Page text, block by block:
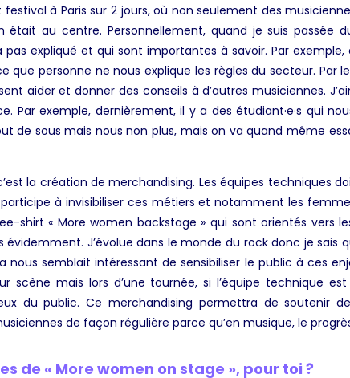
à Paris sur 2 jours, où non seulement des
était au centre. Personnellement, quand je suis passée
pas expliqué et qui sont importantes à savoir. Par exemple,
personne ne nous explique les règles du secteur. Par
aider et donner des conseils à d’autres musiciennes.
Par exemple, dernièrement, il y a des étudiant·e·s qui
de sous mais nous non plus, mais on va quand même
la création de merchandising. Les équipes techniques
à invisibiliser ces métiers et notamment les
shirt « More women backstage » qui sont orientés vers
évidemment. J’évolue dans le monde du rock donc je
semblait intéressant de sensibiliser le public à ces
scène mais lors d’une tournée, si l’équipe technique
du public. Ce merchandising permettra de soutenir
de façon régulière parce qu’en musique, le
de « More women on stage », pour toi ?